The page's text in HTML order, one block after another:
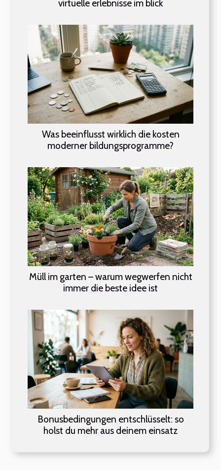
virtuelle erlebnisse im blick
Was beeinflusst wirklich die kosten
moderner bildungsprogramme?
Müll im garten – warum wegwerfen nicht
immer die beste idee ist
Bonusbedingungen entschlüsselt: so
holst du mehr aus deinem einsatz